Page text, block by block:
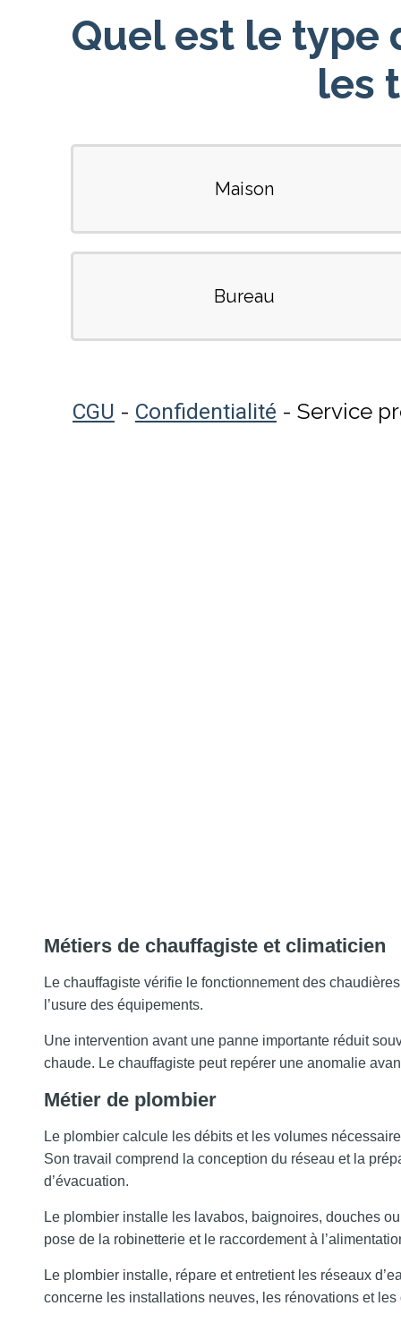
Métiers de chauffagiste et climaticien
Le chauffagiste vérifie le fonctionnement des
l’usure des équipements.
Une intervention avant une panne importante réduit
chaude. Le chauffagiste peut repérer une anomalie
Métier de plombier
Le plombier calcule les débits et les volumes
Son travail comprend la conception du réseau et la
d’évacuation.
Le plombier installe les lavabos, baignoires, douches
pose de la robinetterie et le raccordement à
Le plombier installe, répare et entretient les réseaux
concerne les installations neuves, les rénovations et